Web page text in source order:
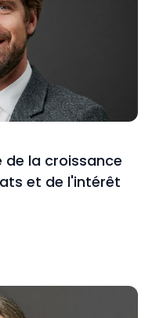
de la croissance
et de l'intérêt